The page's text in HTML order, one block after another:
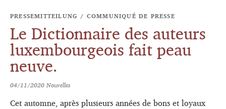
PRESSEMITTEILUNG / COMMUNIQUÉ DE PRESSE
Le Dictionnaire des auteurs
luxembourgeois fait peau
neuve.
04/11/2020Nouvelles
Cet automne, après plusieurs années de bons et loyaux